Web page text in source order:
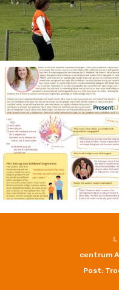
centrum
Post: